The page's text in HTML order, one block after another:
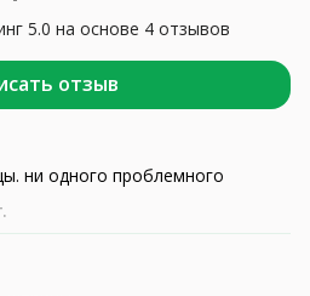
5.0 на основе 4 отзывов
отзыв
ни одного проблемного